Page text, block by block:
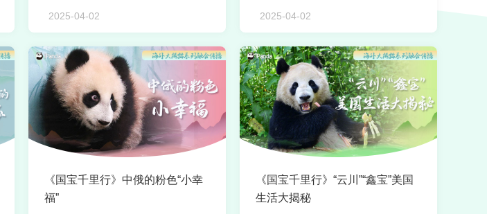
2025-04-02 2025-04-02
《国宝千里行》中俄的粉色“小幸
福”
《国宝千里行》“云川”“鑫宝”美国
生活大揭秘